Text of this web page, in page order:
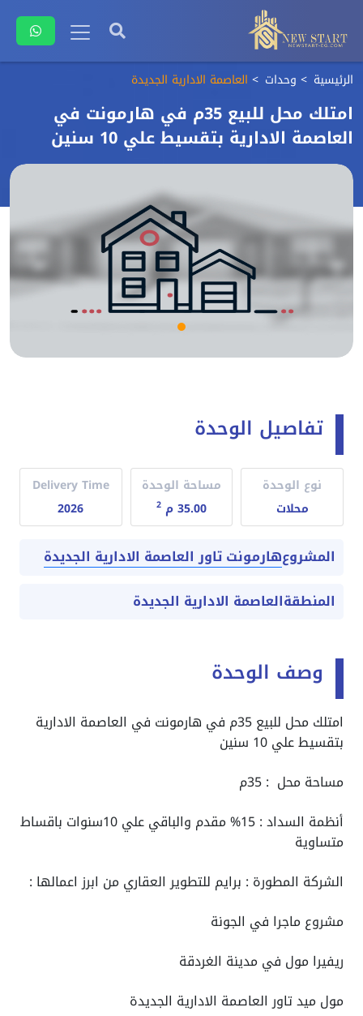
الرئيسية وحدات العاصمة الادارية الجديدة
امتلك محل للبيع 35م في هارمونت في
العاصمة الادارية بتقسيط علي 10 سنين
تفاصيل الوحدة
نوع الوحدة
محلات
مساحة الوحدة
35.00 م
2
Delivery Time
2026
المشروعهارمونت تاور العاصمة الادارية الجديدة
المنطقةالعاصمة الادارية الجديدة
وصف الوحدة
امتلك محل للبيع 35م في هارمونت في العاصمة الادارية
بتقسيط علي 10 سنين
مساحة محل : 35م
أنظمة السداد : 15% مقدم والباقي علي 10سنوات باقساط
متساوية
الشركة المطورة : برايم للتطوير العقاري من ابرز اعمالها :
مشروع ماجرا في الجونة
ريفيرا مول في مدينة الغردقة
مول ميد تاور العاصمة الادارية الجديدة